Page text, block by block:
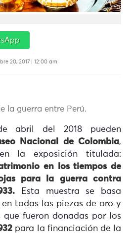
20, 2017 | 12:00 am
la guerra entre Perú.
abril del 2018 pueden
Nacional de Colombia,
la exposición titulada:
en los tiempos de
para la guerra contra
Esta muestra se basa
todas las piezas de oro y
que fueron donadas por los
para la financiación de la